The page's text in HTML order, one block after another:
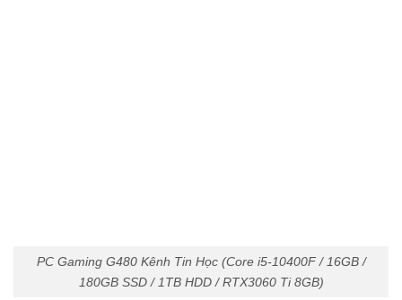
PC Gaming G480 Kênh Tin Học (Core i5-10400F / 16GB /
180GB SSD / 1TB HDD / RTX3060 Ti 8GB)